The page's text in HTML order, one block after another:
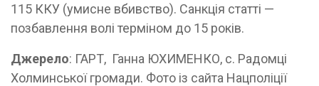
115 ККУ (умисне вбивство). Санкція статті —
позбавлення волі терміном до 15 років.
Джерело: ГАРТ, Ганна ЮХИМЕНКО, с. Радомці
Холминської громади. Фото із сайта Нацполіції